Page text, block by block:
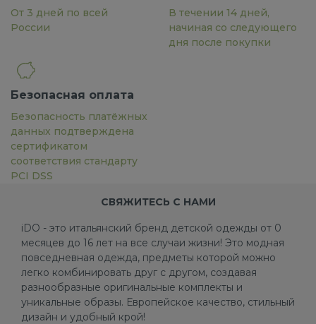
От 3 дней по всей
России
В течении 14 дней,
начиная со следующего
дня после покупки
Безопасная оплата
Безопасность платёжных
данных подтверждена
сертификатом
соответствия стандарту
PCI DSS
СВЯЖИТЕСЬ С НАМИ
iDO - это итальянский бренд детской одежды от 0
месяцев до 16 лет на все случаи жизни! Это модная
повседневная одежда, предметы которой можно
легко комбинировать друг с другом, создавая
разнообразные оригинальные комплекты и
уникальные образы. Европейское качество, стильный
дизайн и удобный крой!